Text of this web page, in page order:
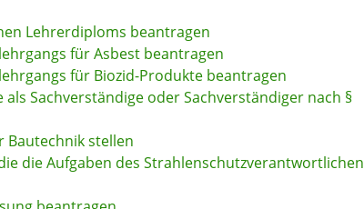
Lehrerdiploms beantragen
für Asbest beantragen
für Biozid-Produkte beantragen
Sachverständige oder Sachverständiger nach §
Bautechnik stellen
die Aufgaben des Strahlenschutzverantwortlichen